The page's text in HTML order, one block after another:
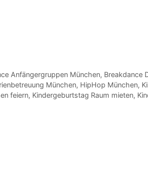
Anfängergruppen München, Breakdance
München, HipHop München,
feiern, Kindergeburtstag Raum mieten,